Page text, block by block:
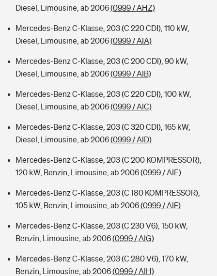
Diesel, Limousine, ab 2006(0999 / AHZ)
Mercedes-Benz C-Klasse, 203 (C 220 CDI), 110 kW,
Diesel, Limousine, ab 2006(0999 / AIA)
Mercedes-Benz C-Klasse, 203 (C 200 CDI), 90 kW,
Diesel, Limousine, ab 2006(0999 / AIB)
Mercedes-Benz C-Klasse, 203 (C 220 CDI), 100 kW,
Diesel, Limousine, ab 2006(0999 / AIC)
Mercedes-Benz C-Klasse, 203 (C 320 CDI), 165 kW,
Diesel, Limousine, ab 2006(0999 / AID)
Mercedes-Benz C-Klasse, 203 (C 200 KOMPRESSOR),
120 kW, Benzin, Limousine, ab 2006(0999 / AIE)
Mercedes-Benz C-Klasse, 203 (C 180 KOMPRESSOR),
105 kW, Benzin, Limousine, ab 2006(0999 / AIF)
Mercedes-Benz C-Klasse, 203 (C 230 V6), 150 kW,
Benzin, Limousine, ab 2006(0999 / AIG)
Mercedes-Benz C-Klasse, 203 (C 280 V6), 170 kW,
Benzin, Limousine, ab 2006(0999 / AIH)